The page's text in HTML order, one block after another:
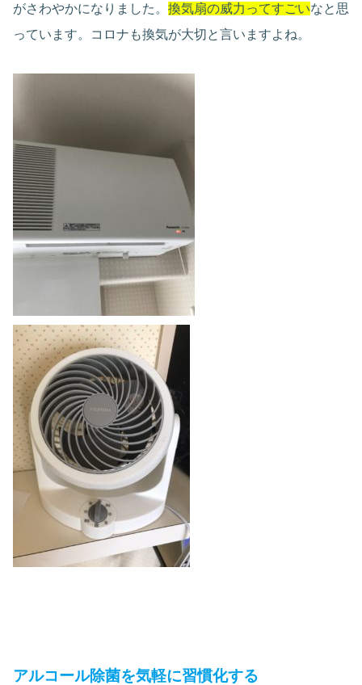
がさわやかになりました。 換気扇の威力ってすごいなと思
っています。コロナも換気が大切と言いますよね。
アルコール除菌を気軽に習慣化する